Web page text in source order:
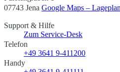
07743 Jena Google Maps – Lageplan
Support & Hilfe
Zum Service-Desk
Telefon
+49 3641 9-411200
Handy